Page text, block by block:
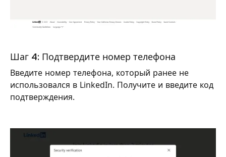
Шаг 4: Подтвердите номер телефона
Введите номер телефона, который ранее не
использовался в LinkedIn. Получите и введите код
подтверждения.